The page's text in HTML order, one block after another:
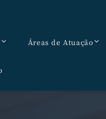
Áreas de Atuação